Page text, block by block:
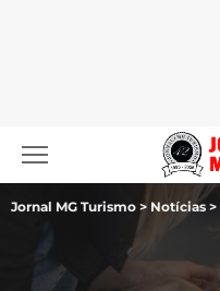
Jornal MG Turismo > Notícias >